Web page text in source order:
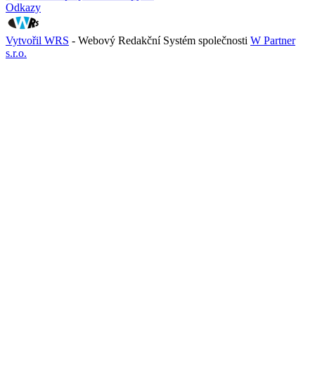
Odkazy
Vytvořil WRS - Webový Redakční Systém společnosti W Partner
s.r.o.